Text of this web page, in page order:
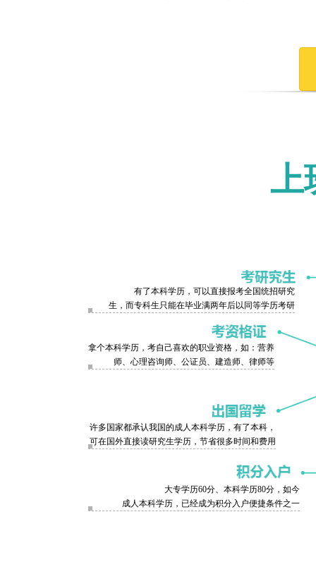
上
有了本科学历，可以直接报考全国统招研究
生，而专科生只能在毕业满两年后以同等学历考研
拿个本科学历，考自己喜欢的职业资格，如：营养
师、心理咨询师、公证员、建造师、律师等
许多国家都承认我国的成人本科学历，有了本科，
可在国外直接读研究生学历，节省很多时间和费用
大专学历60分、本科学历80分，如今
成人本科学历，已经成为积分入户便捷条件之一